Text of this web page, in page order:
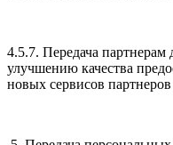
4.5.7. Передача партнерам
улучшению качества
новых сервисов партнеров